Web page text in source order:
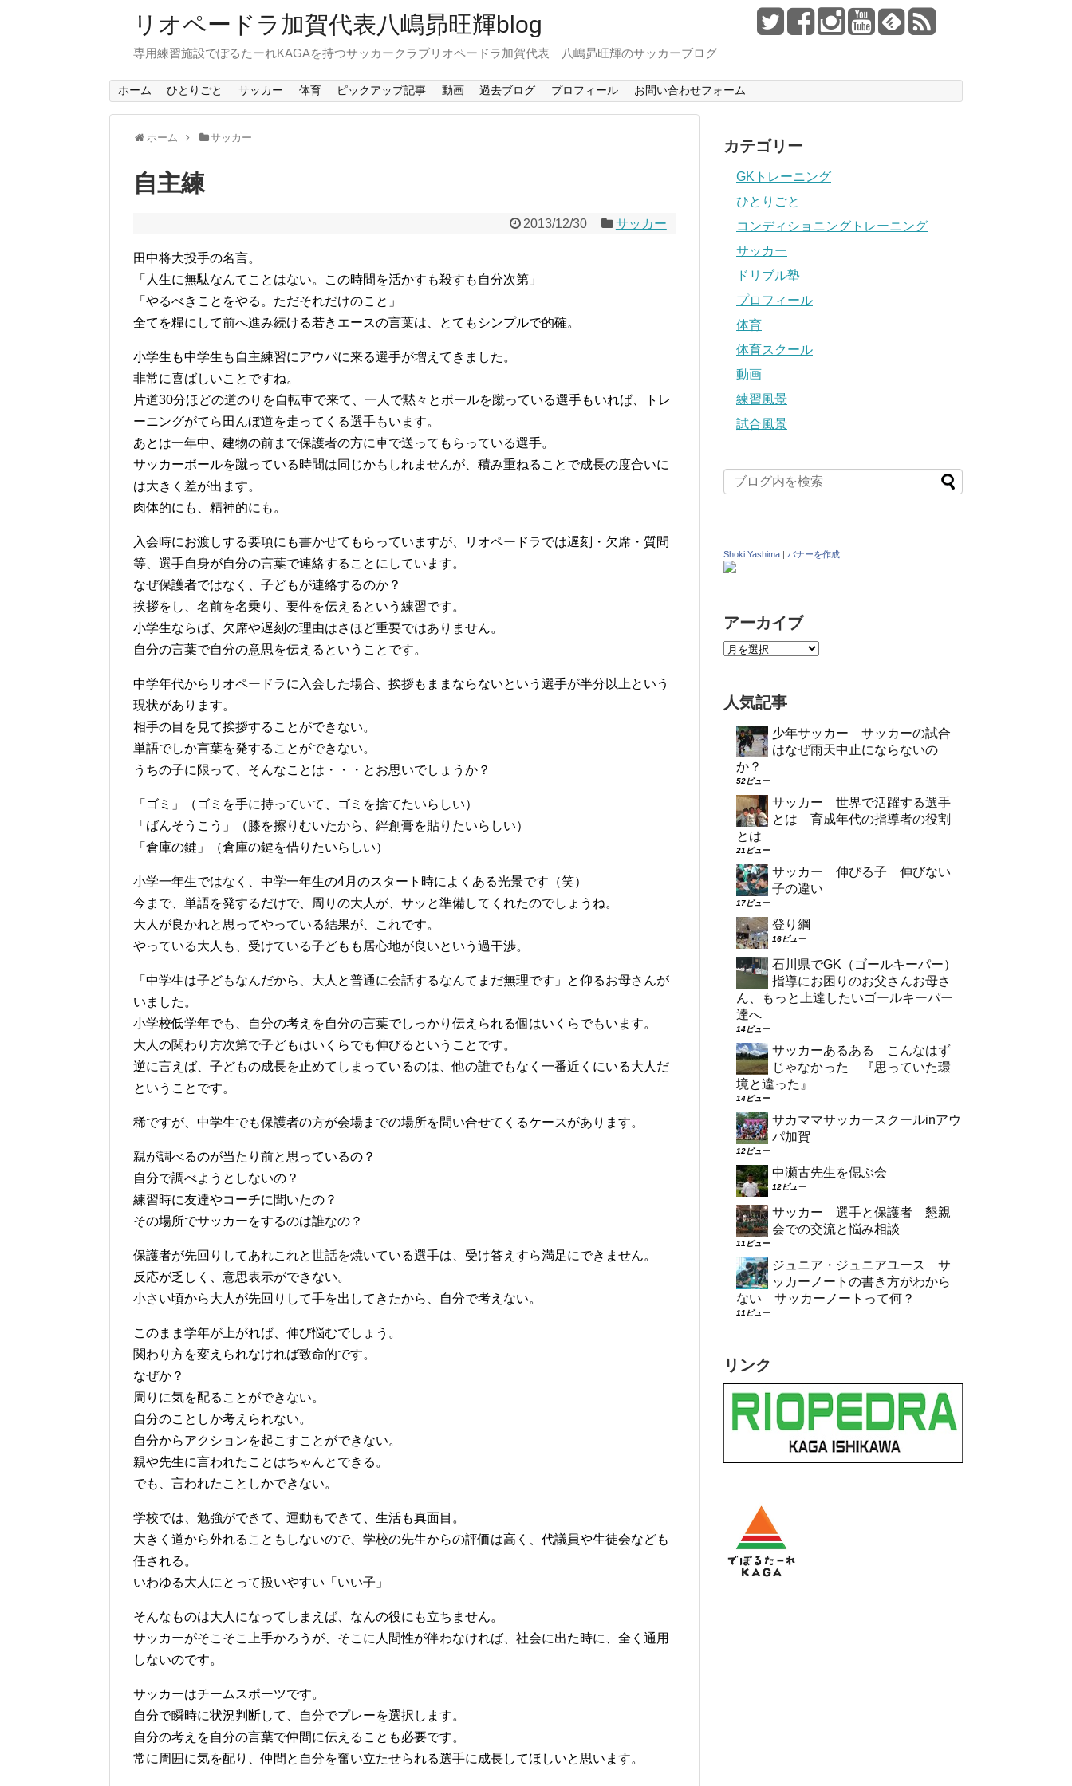
リオペードラ加賀代表八嶋昴旺輝blog
専用練習施設でぽるたーれKAGAを持つサッカークラブリオペードラ加賀代表 八嶋昴旺輝のサッカーブログ
ホーム ひとりごと サッカー 体育 ピックアップ記事 動画 過去ブログ プロフィール お問い合わせフォーム
ホーム サッカー
自主練
2013/12/30 サッカー
田中将大投手の名言。
「人生に無駄なんてことはない。この時間を活かすも殺すも自分次第」
「やるべきことをやる。ただそれだけのこと」
全てを糧にして前へ進み続ける若きエースの言葉は、とてもシンプルで的確。
小学生も中学生も自主練習にアウパに来る選手が増えてきました。
非常に喜ばしいことですね。
片道30分ほどの道のりを自転車で来て、一人で黙々とボールを蹴っている選手もいれば、トレ
ーニングがてら田んぼ道を走ってくる選手もいます。
あとは一年中、建物の前まで保護者の方に車で送ってもらっている選手。
サッカーボールを蹴っている時間は同じかもしれませんが、積み重ねることで成長の度合いに
は大きく差が出ます。
肉体的にも、精神的にも。
入会時にお渡しする要項にも書かせてもらっていますが、リオペードラでは遅刻・欠席・質問
等、選手自身が自分の言葉で連絡することにしています。
なぜ保護者ではなく、子どもが連絡するのか？
挨拶をし、名前を名乗り、要件を伝えるという練習です。
小学生ならば、欠席や遅刻の理由はさほど重要ではありません。
自分の言葉で自分の意思を伝えるということです。
中学年代からリオペードラに入会した場合、挨拶もままならないという選手が半分以上という
現状があります。
相手の目を見て挨拶することができない。
単語でしか言葉を発することができない。
うちの子に限って、そんなことは・・・とお思いでしょうか？
「ゴミ」（ゴミを手に持っていて、ゴミを捨てたいらしい）
「ばんそうこう」（膝を擦りむいたから、絆創膏を貼りたいらしい）
「倉庫の鍵」（倉庫の鍵を借りたいらしい）
小学一年生ではなく、中学一年生の4月のスタート時によくある光景です（笑）
今まで、単語を発するだけで、周りの大人が、サッと準備してくれたのでしょうね。
大人が良かれと思ってやっている結果が、これです。
やっている大人も、受けている子どもも居心地が良いという過干渉。
「中学生は子どもなんだから、大人と普通に会話するなんてまだ無理です」と仰るお母さんが
いました。
小学校低学年でも、自分の考えを自分の言葉でしっかり伝えられる個はいくらでもいます。
大人の関わり方次第で子どもはいくらでも伸びるということです。
逆に言えば、子どもの成長を止めてしまっているのは、他の誰でもなく一番近くにいる大人だ
ということです。
稀ですが、中学生でも保護者の方が会場までの場所を問い合せてくるケースがあります。
親が調べるのが当たり前と思っているの？
自分で調べようとしないの？
練習時に友達やコーチに聞いたの？
その場所でサッカーをするのは誰なの？
保護者が先回りしてあれこれと世話を焼いている選手は、受け答えすら満足にできません。
反応が乏しく、意思表示ができない。
小さい頃から大人が先回りして手を出してきたから、自分で考えない。
このまま学年が上がれば、伸び悩むでしょう。
関わり方を変えられなければ致命的です。
なぜか？
周りに気を配ることができない。
自分のことしか考えられない。
自分からアクションを起こすことができない。
親や先生に言われたことはちゃんとできる。
でも、言われたことしかできない。
学校では、勉強ができて、運動もできて、生活も真面目。
大きく道から外れることもしないので、学校の先生からの評価は高く、代議員や生徒会なども
任される。
いわゆる大人にとって扱いやすい「いい子」
そんなものは大人になってしまえば、なんの役にも立ちません。
サッカーがそこそこ上手かろうが、そこに人間性が伴わなければ、社会に出た時に、全く通用
しないのです。
サッカーはチームスポーツです。
自分で瞬時に状況判断して、自分でプレーを選択します。
自分の考えを自分の言葉で仲間に伝えることも必要です。
常に周囲に気を配り、仲間と自分を奮い立たせられる選手に成長してほしいと思います。
カテゴリー
GKトレーニング
ひとりごと
コンディショニングトレーニング
サッカー
ドリブル塾
プロフィール
体育
体育スクール
動画
練習風景
試合風景
Shoki Yashima | バナーを作成
アーカイブ
人気記事
少年サッカー サッカーの試合
はなぜ雨天中止にならないの
か？
52ビュー
サッカー 世界で活躍する選手
とは 育成年代の指導者の役割
とは
21ビュー
サッカー 伸びる子 伸びない
子の違い
17ビュー
登り綱
16ビュー
石川県でGK（ゴールキーパー）
指導にお困りのお父さんお母さ
ん、もっと上達したいゴールキーパー
達へ
14ビュー
サッカーあるある こんなはず
じゃなかった 『思っていた環
境と違った』
14ビュー
サカママサッカースクールinアウ
パ加賀
12ビュー
中瀬古先生を偲ぶ会
12ビュー
サッカー 選手と保護者 懇親
会での交流と悩み相談
11ビュー
ジュニア・ジュニアユース サ
ッカーノートの書き方がわから
ない サッカーノートって何？
11ビュー
リンク